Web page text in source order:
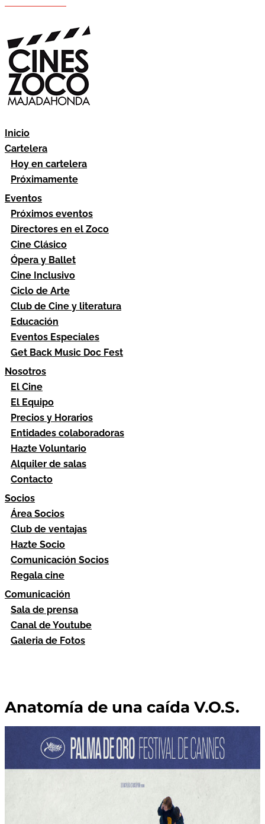
Inicio
Cartelera
Hoy en cartelera
Próximamente
Eventos
Próximos eventos
Directores en el Zoco
Cine Clásico
Ópera y Ballet
Cine Inclusivo
Ciclo de Arte
Club de Cine y literatura
Educación
Eventos Especiales
Get Back Music Doc Fest
Nosotros
El Cine
El Equipo
Precios y Horarios
Entidades colaboradoras
Hazte Voluntario
Alquiler de salas
Contacto
Socios
Área Socios
Club de ventajas
Hazte Socio
Comunicación Socios
Regala cine
Comunicación
Sala de prensa
Canal de Youtube
Galeria de Fotos
Anatomía de una caída V.O.S.